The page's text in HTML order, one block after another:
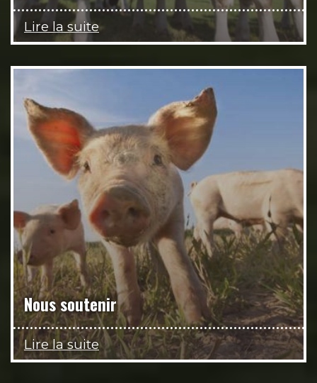
Lire la suite
Nous soutenir
Lire la suite